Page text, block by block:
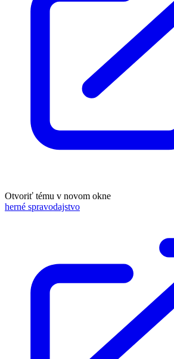
Otvoriť tému v novom okne
herné spravodajstvo